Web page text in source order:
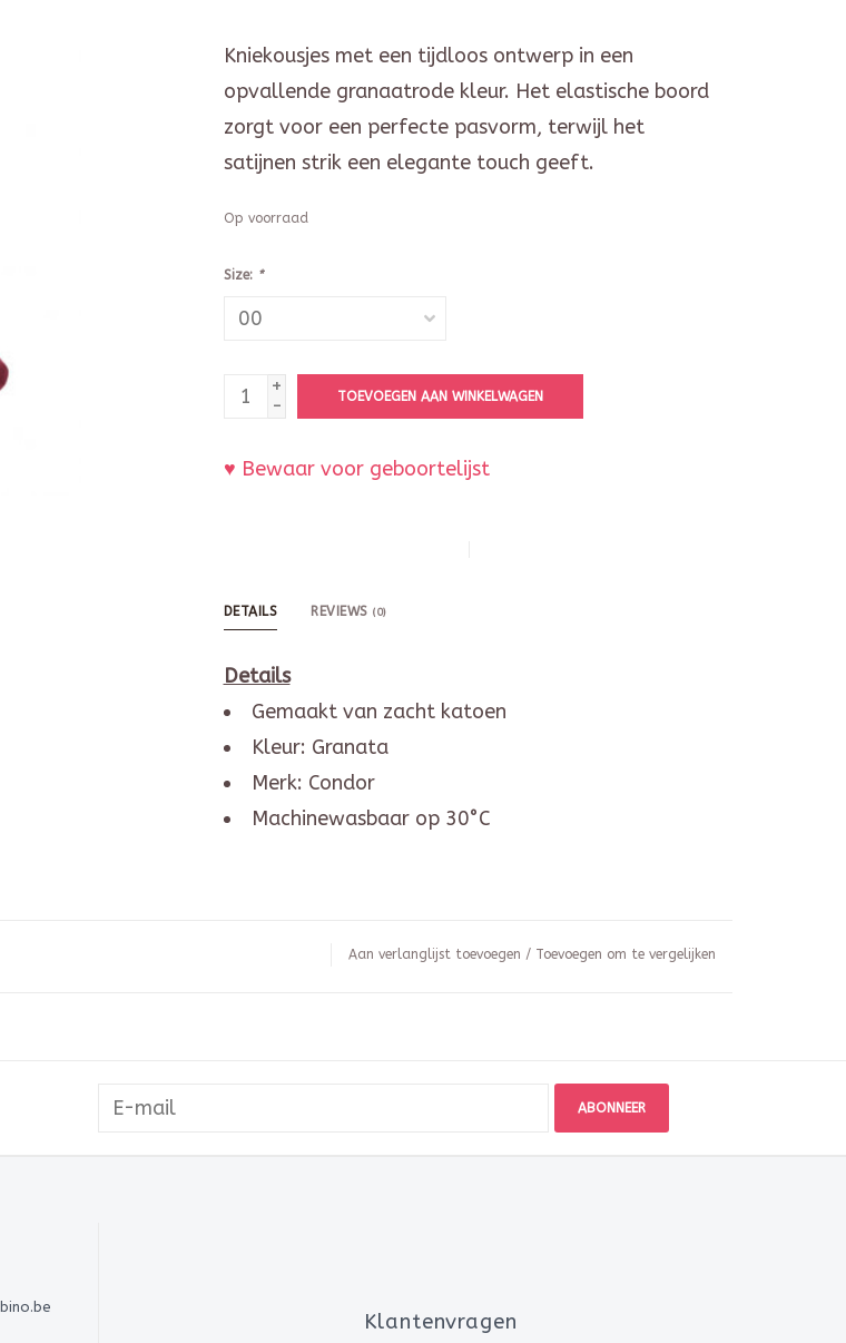
Kniekousjes met een tijdloos ontwerp in een
opvallende granaatrode kleur. Het elastische boord
zorgt voor een perfecte pasvorm, terwijl het
satijnen strik een elegante touch geeft.
Op voorraad
Size: *
+
-
TOEVOEGEN AAN WINKELWAGEN
♥ Bewaar voor geboortelijst
DETAILS REVIEWS (0)
Details
Gemaakt van zacht katoen
Kleur: Granata
Merk: Condor
Machinewasbaar op 30°C
Aan verlanglijst toevoegen / Toevoegen om te vergelijken
ABONNEER
Klantenvragen